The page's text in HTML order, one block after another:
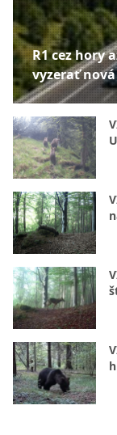
R1 cez hory
vyzerať